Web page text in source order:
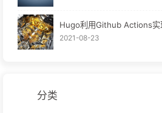
Hugo利用Github Actions实
2021-08-23
分类